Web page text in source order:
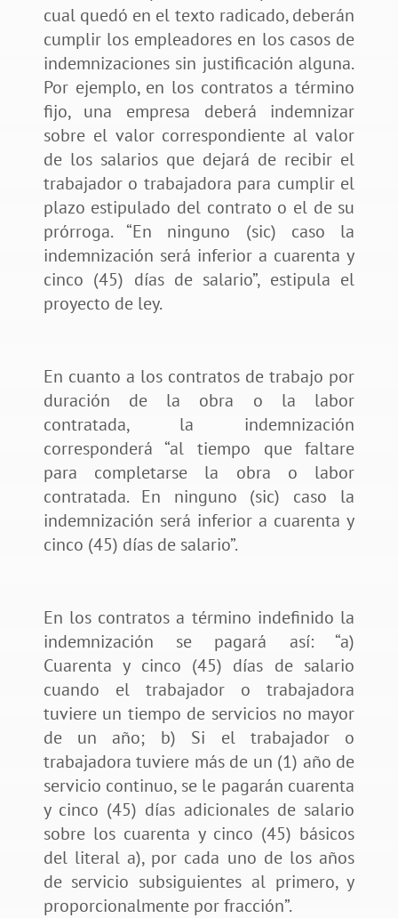
cual quedó en el texto radicado, deberán
cumplir los empleadores en los casos de
indemnizaciones sin justificación alguna.
Por ejemplo, en los contratos a término
fijo, una empresa deberá indemnizar
sobre el valor correspondiente al valor
de los salarios que dejará de recibir el
trabajador o trabajadora para cumplir el
plazo estipulado del contrato o el de su
prórroga. “En ninguno (sic) caso la
indemnización será inferior a cuarenta y
cinco (45) días de salario”, estipula el
proyecto de ley.
En cuanto a los contratos de trabajo por
duración de la obra o la labor
contratada, la indemnización
corresponderá “al tiempo que faltare
para completarse la obra o labor
contratada. En ninguno (sic) caso la
indemnización será inferior a cuarenta y
cinco (45) días de salario”.
En los contratos a término indefinido la
indemnización se pagará así: “a)
Cuarenta y cinco (45) días de salario
cuando el trabajador o trabajadora
tuviere un tiempo de servicios no mayor
de un año; b) Si el trabajador o
trabajadora tuviere más de un (1) año de
servicio continuo, se le pagarán cuarenta
y cinco (45) días adicionales de salario
sobre los cuarenta y cinco (45) básicos
del literal a), por cada uno de los años
de servicio subsiguientes al primero, y
proporcionalmente por fracción”.